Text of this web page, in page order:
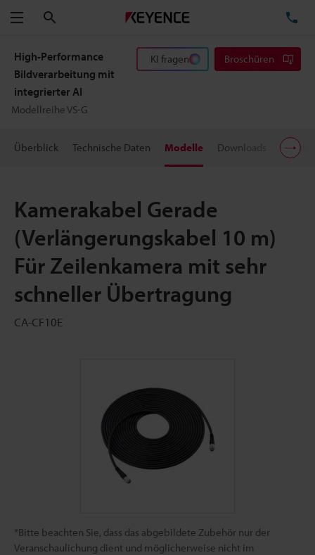
Menü
High-Performance
Bildverarbeitung mit
integrierter AI
Modellreihe VS-G
KI fragen Broschüren
Überblick Technische Daten Modelle Downloads
Kamerakabel Gerade
(Verlängerungskabel 10 m)
Für Zeilenkamera mit sehr
schneller Übertragung
CA-CF10E
*Bitte beachten Sie, dass das abgebildete Zubehör nur der
Veranschaulichung dient und möglicherweise nicht im